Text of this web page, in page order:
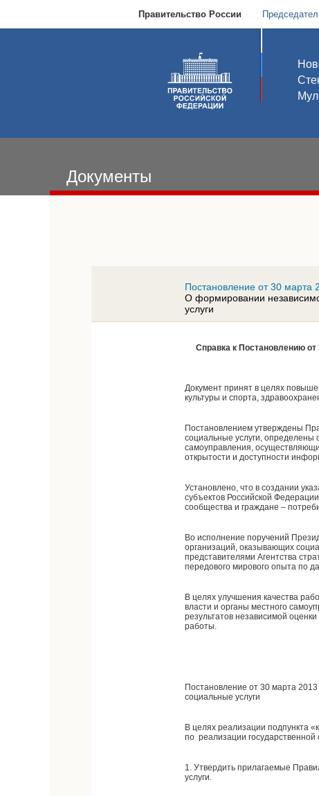
Правительство России
Документы
Постановление от 30 марта
О формировании
услуги
Справка к Постановлению
Документ принят в целях
культуры и спорта,
Постановлением утверждены
социальные услуги, определены
самоуправления,
открытости и доступности
Установлено, что в создании
субъектов Российской
сообщества и граждане –
Во исполнение поручений
организаций, оказывающих
представителями Агентства
передового мирового опыта по
В целях улучшения качества
власти и органы местного
результатов независимой
работы.
Постановление от 30 марта
социальные услуги
В целях реализации подпункта
по реализации
1. Утвердить прилагаемые
услуги.